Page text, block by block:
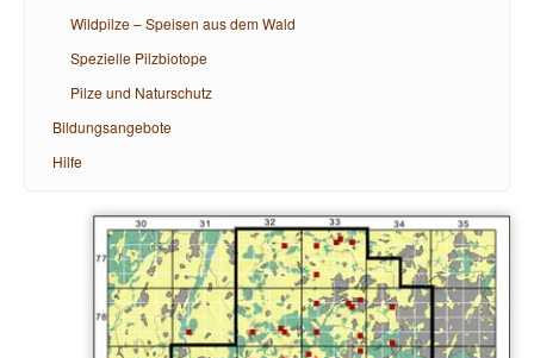
Wildpilze – Speisen aus dem Wald
Spezielle Pilzbiotope
Pilze und Naturschutz
Bildungsangebote
Hilfe